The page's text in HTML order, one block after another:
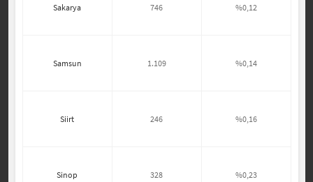
Sakarya 746 %0,12
Samsun 1.109 %0,14
Siirt 246 %0,16
Sinop 328 %0,23